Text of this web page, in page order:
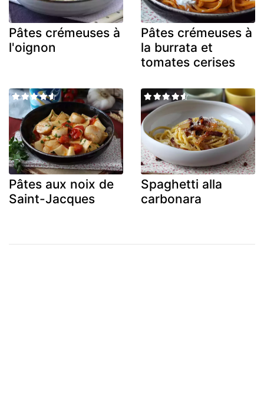
Pâtes crémeuses à
l'oignon
Pâtes crémeuses à
la burrata et
tomates cerises
Pâtes aux noix de
Saint-Jacques
Spaghetti alla
carbonara